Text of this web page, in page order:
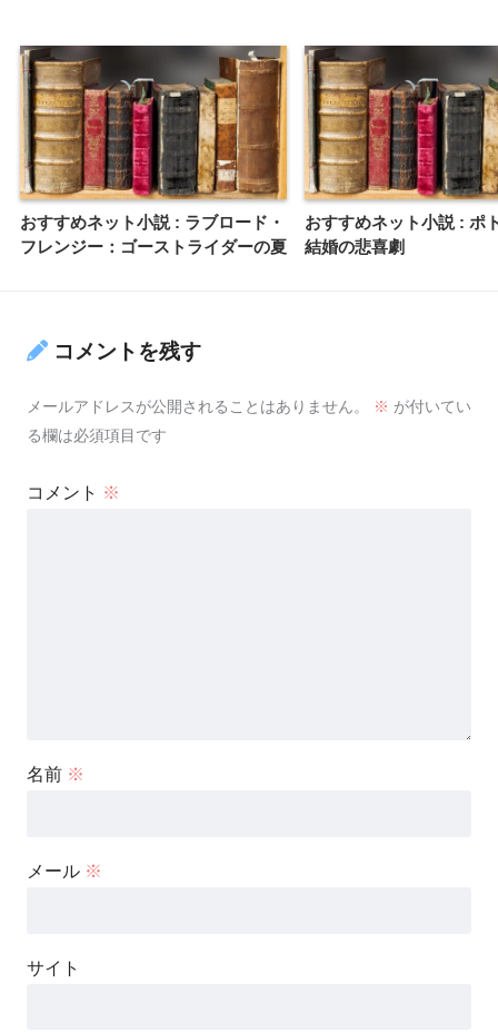
おすすめネット小説 : ラブロード・
フレンジー：ゴーストライダーの夏
おすすめネット小説 : ポ
結婚の悲喜劇
コメントを残す
メールアドレスが公開されることはありません。 ※ が付いてい
る欄は必須項目です
コメント ※
名前 ※
メール ※
サイト